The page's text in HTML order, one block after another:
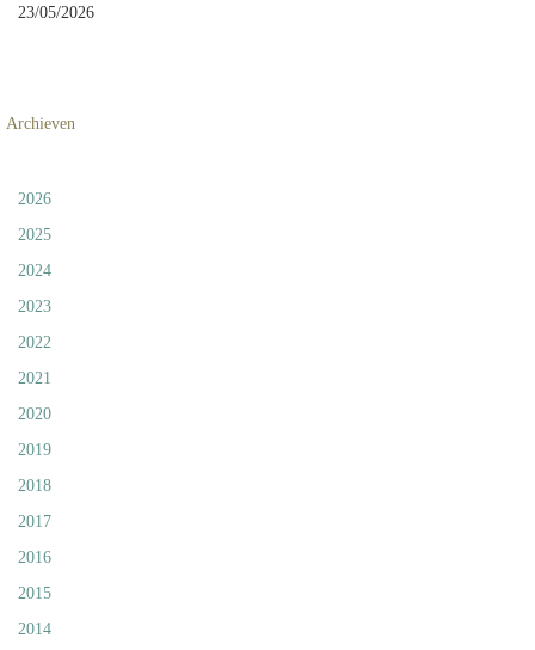
23/05/2026
Archieven
2026
2025
2024
2023
2022
2021
2020
2019
2018
2017
2016
2015
2014